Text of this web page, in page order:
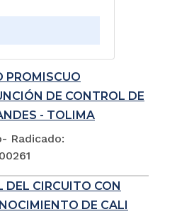
PROMISCUO
DE CONTROL DE
- TOLIMA
Radicado:
DEL CIRCUITO CON
DE CALI